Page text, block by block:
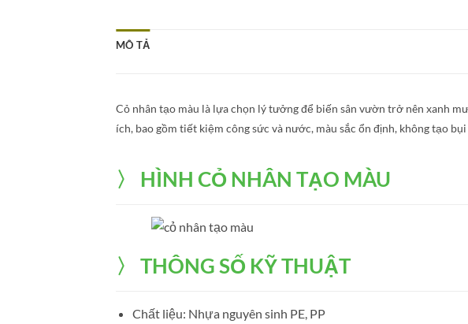
MÔ TẢ
Cỏ nhân tạo màu là lựa chọn lý tưởng để biến sân vườn trở nên xanh
ích, bao gồm tiết kiệm công sức và nước, màu sắc ổn định, không tạo
〉 HÌNH CỎ NHÂN TẠO MÀU
〉 THÔNG SỐ KỸ THUẬT
Chất liệu: Nhựa nguyên sinh PE, PP